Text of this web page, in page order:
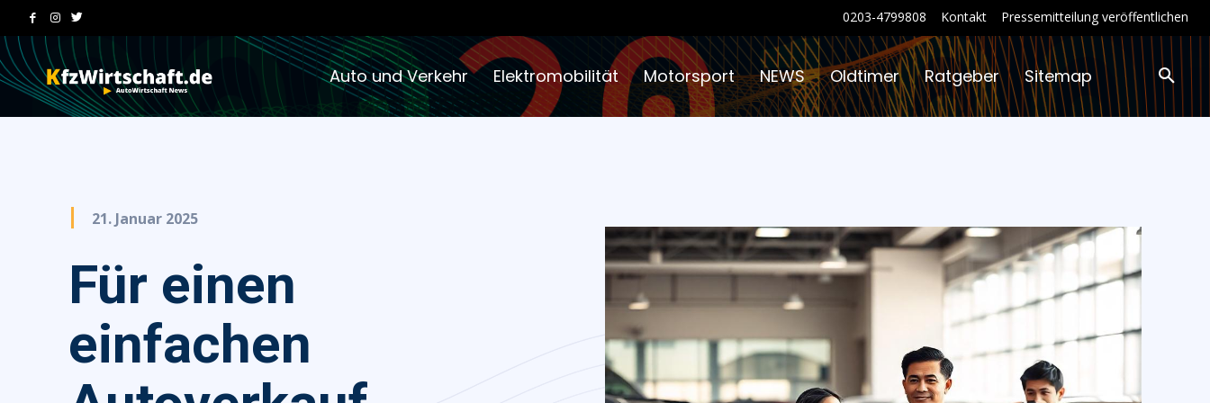
0203-4799808 Kontakt Pressemitteilung veröffentlichen
Auto und Verkehr Elektromobilität Motorsport NEWS Oldtimer Ratgeber Sitemap
21. Januar 2025
Für einen
einfachen